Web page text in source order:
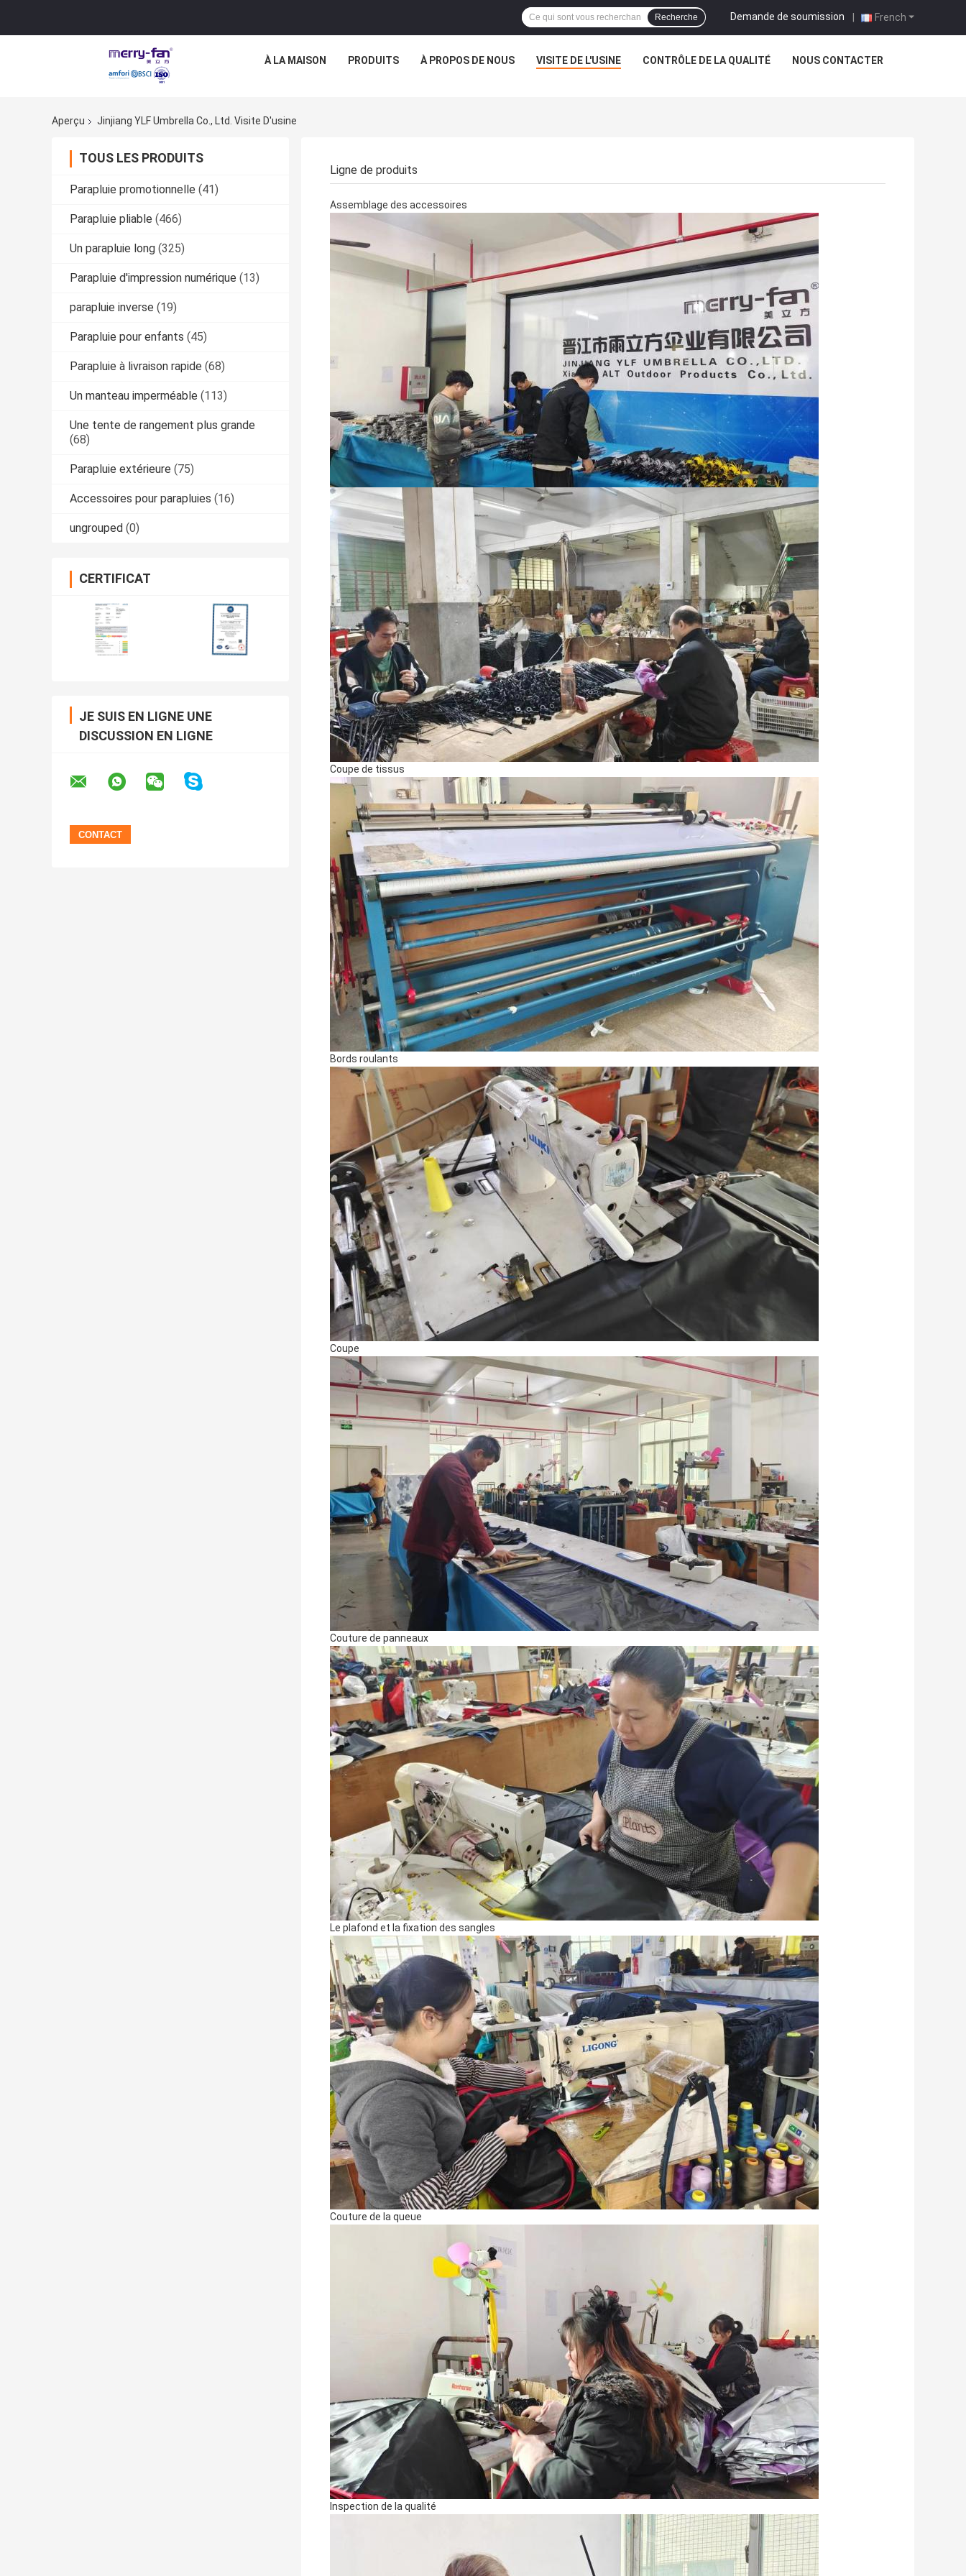
Laisser un message
Nous vous rappellerons bientôt!
SOUMETTRE
French
Demande de soumission |
Recherche
À LA MAISON PRODUITS À PROPOS DE NOUS VISITE DE L'USINE CONTRÔLE DE LA QUALITÉ NOUS CONTACTER
Aperçu Jinjiang YLF Umbrella Co., Ltd. Visite D'usine
TOUS LES PRODUITS
Parapluie promotionnelle (41)
Parapluie pliable (466)
Un parapluie long (325)
Parapluie d'impression numérique (13)
parapluie inverse (19)
Parapluie pour enfants (45)
Parapluie à livraison rapide (68)
Un manteau imperméable (113)
Une tente de rangement plus grande
(68)
Parapluie extérieure (75)
Accessoires pour parapluies (16)
ungrouped (0)
CERTIFICAT
JE SUIS EN LIGNE UNE
DISCUSSION EN LIGNE
Ligne de produits
Assemblage des accessoires
Coupe de tissus
Bords roulants
Coupe
Couture de panneaux
Le plafond et la fixation des sangles
Couture de la queue
Inspection de la qualité